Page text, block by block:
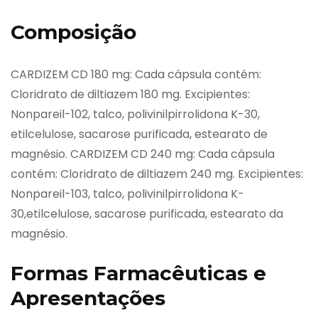
Composição
CARDIZEM CD 180 mg: Cada cápsula contém:
Cloridrato de diltiazem 180 mg. Excipientes:
Nonpareil-102, talco, polivinilpirrolidona K-30,
etilcelulose, sacarose purificada, estearato de
magnésio. CARDIZEM CD 240 mg: Cada cápsula
contém: Cloridrato de diltiazem 240 mg. Excipientes:
Nonpareil-103, talco, polivinilpirrolidona K-
30,etilcelulose, sacarose purificada, estearato da
magnésio.
Formas Farmacêuticas e
Apresentações